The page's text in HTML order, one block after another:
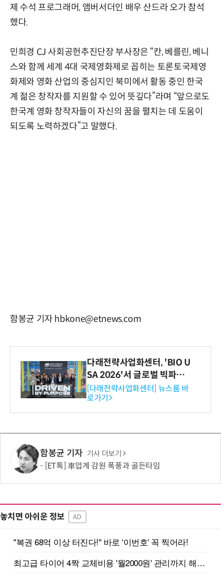
제 수석 프로그래머, 앰버서더인 배우 산드라 오가 참석
했다.
민희경 CJ 사회공헌추진단장 부사장은 “칸, 베를린, 베니
스와 함께 세계 4대 국제영화제로 꼽히는 토론토국제영
화제와 영화 산업의 중심지인 북미에서 활동 중인 한국
계 젊은 창작자를 지원할 수 있어 뜻깊다”라며 “앞으로도
한국계 영화 창작자들이 자신의 꿈을 펼치는 데 도움이
되도록 노력하겠다”고 말했다.
함봉균 기자 hbkone@etnews.com
다래전략사업화센터, 'BIO U
SA 2026'서 글로벌 빅파마
와의 비즈니스 미팅 지원…K
-바이오 해외 진출 교두보 확
보
[다래전략사업화센터] 뉴스룸 바
로가기>
함봉균 기자 기사 더보기
[ET톡] 車업계 감원 폭풍과 골든타임
놓치면 아쉬운 정보 AD